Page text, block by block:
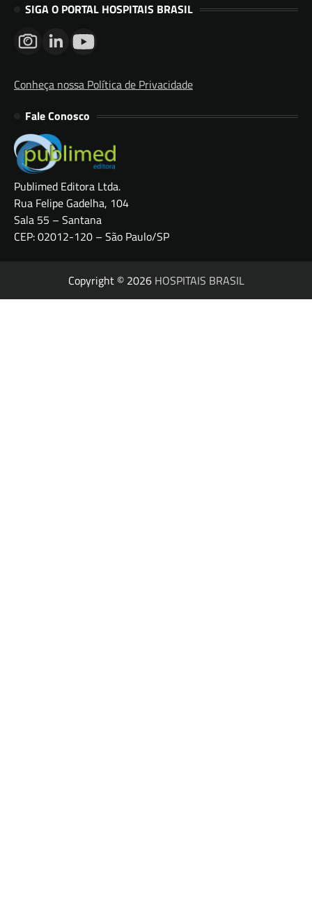
SIGA O PORTAL HOSPITAIS BRASIL
Conheça nossa Política de Privacidade
Fale Conosco
Publimed Editora Ltda.
Rua Felipe Gadelha, 104
Sala 55 – Santana
CEP: 02012-120 – São Paulo/SP
Copyright © 2026 HOSPITAIS BRASIL